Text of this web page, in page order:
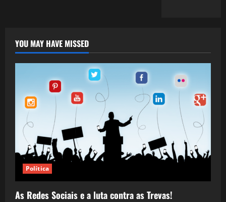
YOU MAY HAVE MISSED
Política
As Redes Sociais e a luta contra as Trevas!